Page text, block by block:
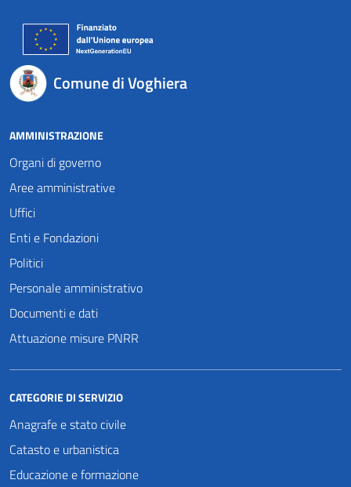
Comune di Voghiera
AMMINISTRAZIONE
Organi di governo
Aree amministrative
Uffici
Enti e Fondazioni
Politici
Personale amministrativo
Documenti e dati
Attuazione misure PNRR
CATEGORIE DI SERVIZIO
Anagrafe e stato civile
Catasto e urbanistica
Educazione e formazione